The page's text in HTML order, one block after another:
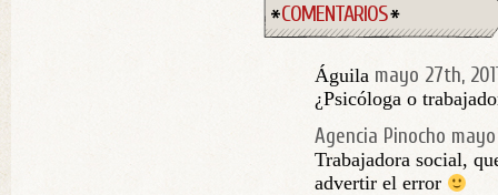
COMENTARIOS
Águila mayo 27th,
¿Psicóloga o
Agencia Pinocho
Trabajadora social,
advertir el error